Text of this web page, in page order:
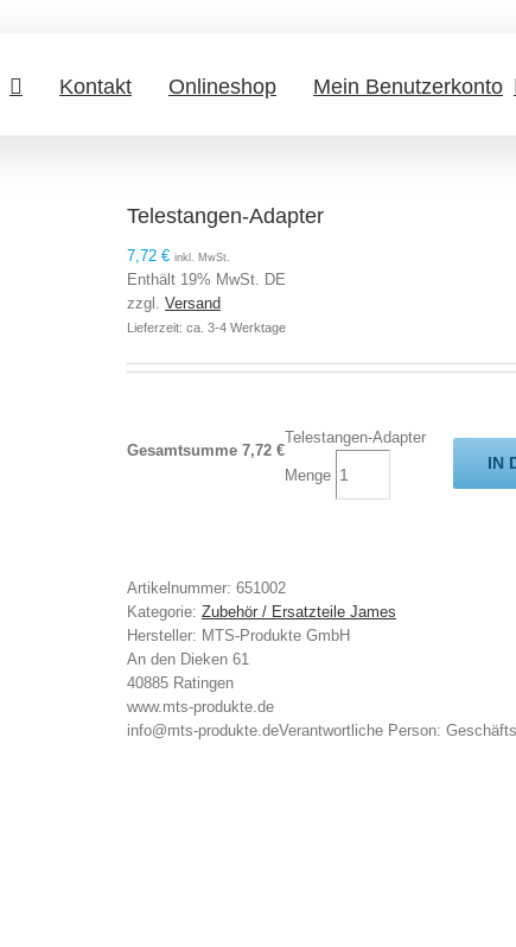
Kontakt Onlineshop Mein Benutzerkonto
Telestangen-Adapter
7,72 € inkl. MwSt.
Enthält 19% MwSt. DE
zzgl. Versand
Lieferzeit: ca. 3-4 Werktage
Gesamtsumme 7,72 €
Telestangen-Adapter
Menge
IN
Artikelnummer: 651002
Kategorie: Zubehör / Ersatzteile James
Hersteller: MTS-Produkte GmbH
An den Dieken 61
40885 Ratingen
www.mts-produkte.de
info@mts-produkte.deVerantwortliche Person: